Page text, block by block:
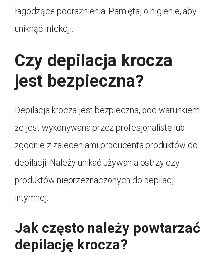
łagodzące podrażnienia. Pamiętaj o higienie, aby
uniknąć infekcji.
Czy depilacja krocza
jest bezpieczna?
Depilacja krocza jest bezpieczna, pod warunkiem
że jest wykonywana przez profesjonalistę lub
zgodnie z zaleceniami producenta produktów do
depilacji. Należy unikać używania ostrzy czy
produktów nieprzeznaczonych do depilacji
intymnej.
Jak często należy powtarzać
depilację krocza?